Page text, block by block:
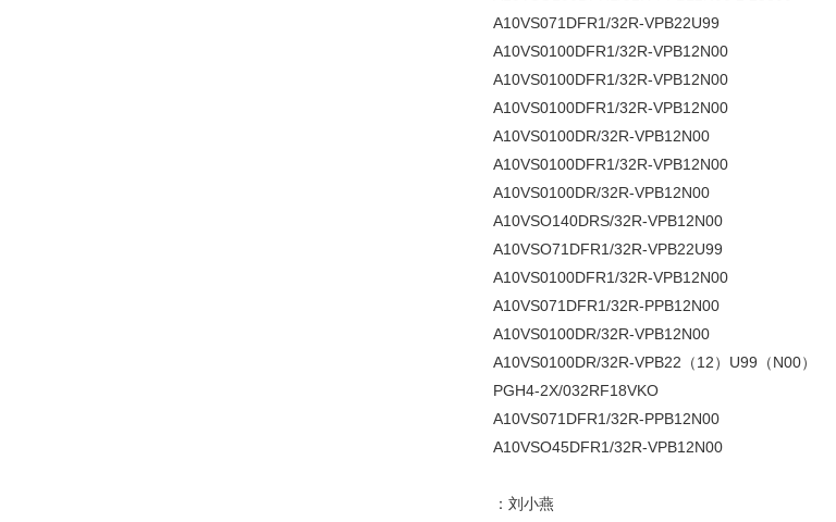
A10VS071DFR1/32R-VPB22U99
A10VS0100DFR1/32R-VPB12N00
A10VS0100DFR1/32R-VPB12N00
A10VS0100DFR1/32R-VPB12N00
A10VS0100DR/32R-VPB12N00
A10VS0100DFR1/32R-VPB12N00
A10VS0100DR/32R-VPB12N00
A10VSO140DRS/32R-VPB12N00
A10VSO71DFR1/32R-VPB22U99
A10VS0100DFR1/32R-VPB12N00
A10VS071DFR1/32R-PPB12N00
A10VS0100DR/32R-VPB12N00
A10VS0100DR/32R-VPB22（12）U99（N00）
PGH4-2X/032RF18VKO
A10VS071DFR1/32R-PPB12N00
A10VSO45DFR1/32R-VPB12N00
：刘小燕